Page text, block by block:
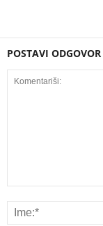
POSTAVI ODGOVOR